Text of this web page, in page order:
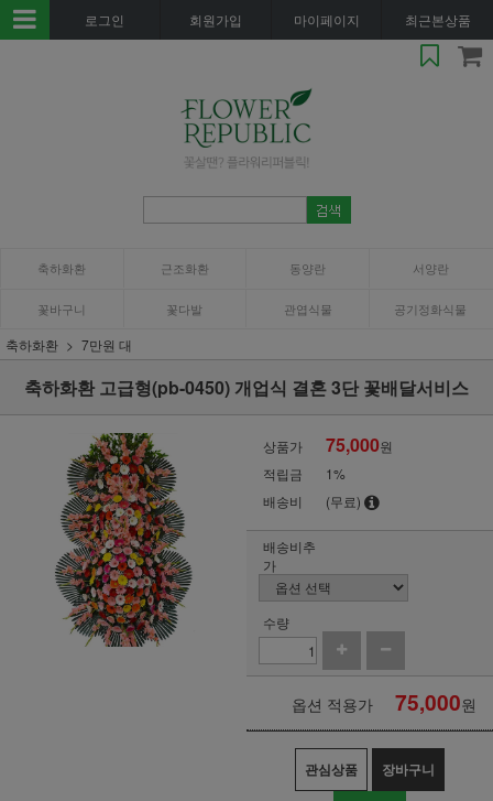
로그인 회원가입 마이페이지 최근본상품
축하화환 근조화환 동양란 서양란
꽃바구니 꽃다발 관엽식물 공기정화식물
축하화환 7만원 대
축하화환 고급형(pb-0450) 개업식 결혼 3단 꽃배달서비스
상품가 75,000원
적립금
1%
배송비
(무료)
배송비추
가
수량
옵션 적용가 75,000원
관심상품 장바구니